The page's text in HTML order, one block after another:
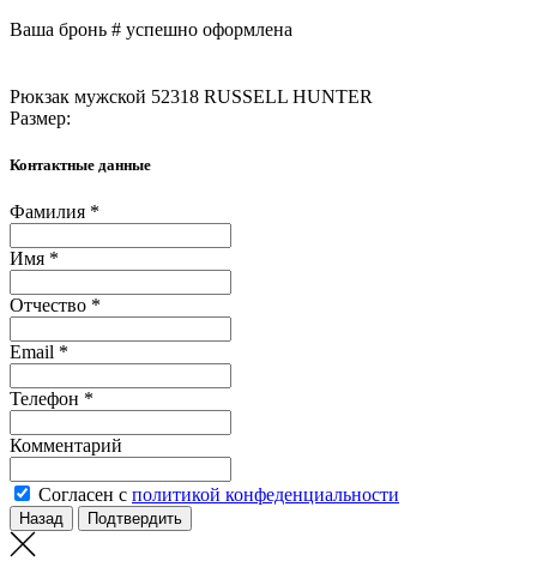
Ваша бронь # успешно оформлена
Рюкзак мужской 52318 RUSSELL HUNTER
Размер:
Контактные данные
Фамилия *
Имя *
Отчество *
Email *
Телефон *
Комментарий
Согласен с политикой конфеденциальности
Назад Подтвердить